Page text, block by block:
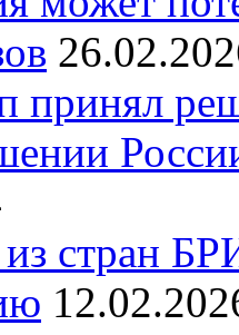
принял
стран